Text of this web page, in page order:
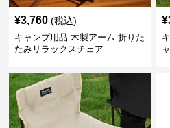
¥3,760 (税込)
キャンプ用品 木製アーム 折りた
たみリラックスチェア
¥